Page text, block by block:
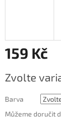
159 Kč
cena:
Zvolte
Barva
Můžeme doručit